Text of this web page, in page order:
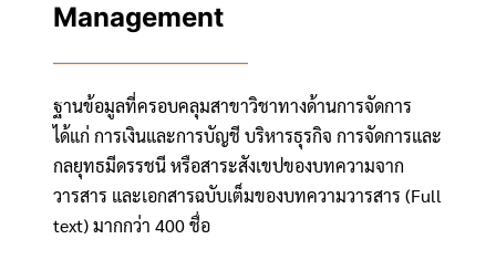
Management
ฐานข้อมูลที่ครอบคลุมสาขาวิชาทางด้านการจัดการ
ได้แก่ การเงินและการบัญชี บริหารธุรกิจ การจัดการและ
กลยุทธมีดรรชนี หรือสาระสังเขปของบทความจาก
วารสาร และเอกสารฉบับเต็มของบทความวารสาร (Full
text) มากกว่า 400 ชื่อ